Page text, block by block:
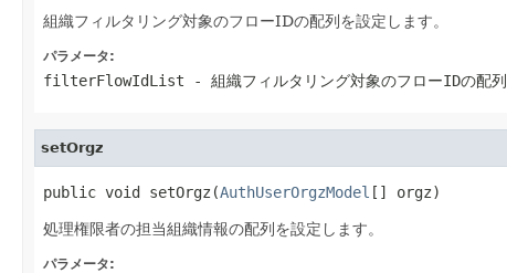
組織フィルタリング対象のフローIDの配列を設定します。
パラメータ:
filterFlowIdList - 組織フィルタリング対象のフローIDの配列
setOrgz
public void setOrgz(AuthUserOrgzModel [] orgz)
処理権限者の担当組織情報の配列を設定します。
パラメータ: